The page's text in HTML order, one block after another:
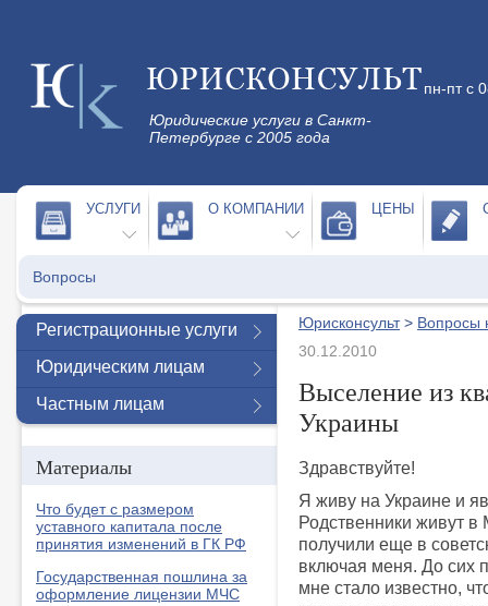
Юридические услуги в Санкт-
Петербурге с 2005 года
пн-пт с
УСЛУГИ О КОМПАНИИ ЦЕНЫ
Вопросы
Юрисконсульт> Вопросы
30.12.2010
Выселение из
Украины
Здравствуйте!
Я живу на Украине и
Родственники живут в
получили еще в
включая меня. До сих
мне стало известно,
Регистрационные услуги
Юридическим лицам
Частным лицам
Материалы
Что будет с размером
уставного капитала после
принятия изменений в ГК РФ
Государственная пошлина за
оформление лицензии МЧС